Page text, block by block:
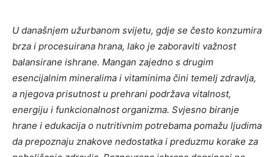
U današnjem užurbanom svijetu, gdje se često konzumira
brza i procesuirana hrana, lako je zaboraviti važnost
balansirane ishrane. Mangan zajedno s drugim
esencijalnim mineralima i vitaminima čini temelj zdravlja,
a njegova prisutnost u prehrani podržava vitalnost,
energiju i funkcionalnost organizma. Svjesno biranje
hrane i edukacija o nutritivnim potrebama pomažu ljudima
da prepoznaju znakove nedostatka i preduzmu korake za